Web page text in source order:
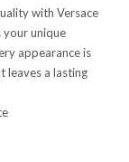
with Versace
your unique
appearance is
leaves a lasting